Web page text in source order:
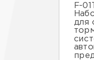
F-
для